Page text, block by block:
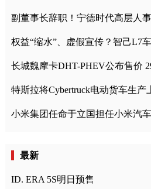
副董事长辞职！宁德时代高层人
权益“缩水”、虚假宣传？智己L7
长城魏摩卡DHT-PHEV公布售价
特斯拉将Cybertruck电动货车生产
最新
ID. ERA 5S明日预售